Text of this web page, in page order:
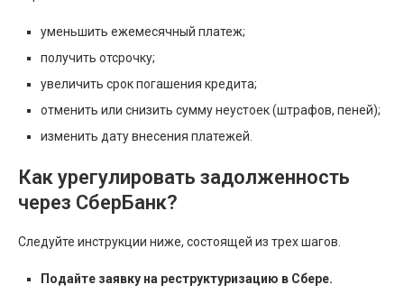
уменьшить ежемесячный платеж;
получить отсрочку;
увеличить срок погашения кредита;
отменить или снизить сумму неустоек (штрафов, пеней);
изменить дату внесения платежей.
Как урегулировать задолженность
через СберБанк?
Следуйте инструкции ниже, состоящей из трех шагов.
Подайте заявку на реструктуризацию в Сбере.